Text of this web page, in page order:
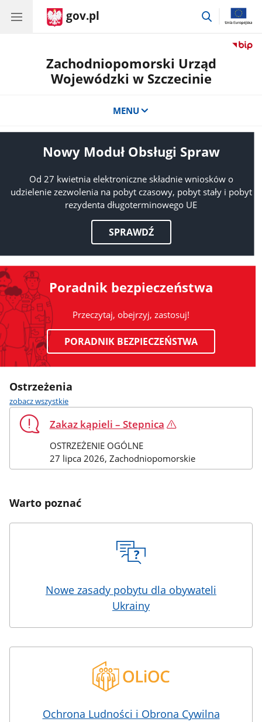
gov.pl
przejdź
Zachodniopomorski Urząd
Wojewódzki w Szczecinie
MENU
Nowy Moduł Obsługi Spraw
Od 27 kwietnia elektroniczne składnie wniosków o
udzielenie zezwolenia na pobyt czasowy, pobyt stały i pobyt
rezydenta długoterminowego UE
SPRAWDŹ
Poradnik bezpieczeństwa
Przeczytaj, obejrzyj, zastosuj!
PORADNIK BEZPIECZEŃSTWA
Ostrzeżenia
zobacz wszystkieostrzeżenia
Uwaga!
Zakaz kąpieli – Stepnica
OSTRZEŻENIE OGÓLNE
Stan
z
27 lipca 2026, Zachodniopomorskie
Warto poznać
Nowe zasady pobytu dla obywateli
Ukrainy
Ochrona Ludności i Obrona Cywilna